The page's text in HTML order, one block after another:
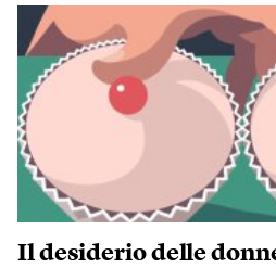
Il desiderio delle